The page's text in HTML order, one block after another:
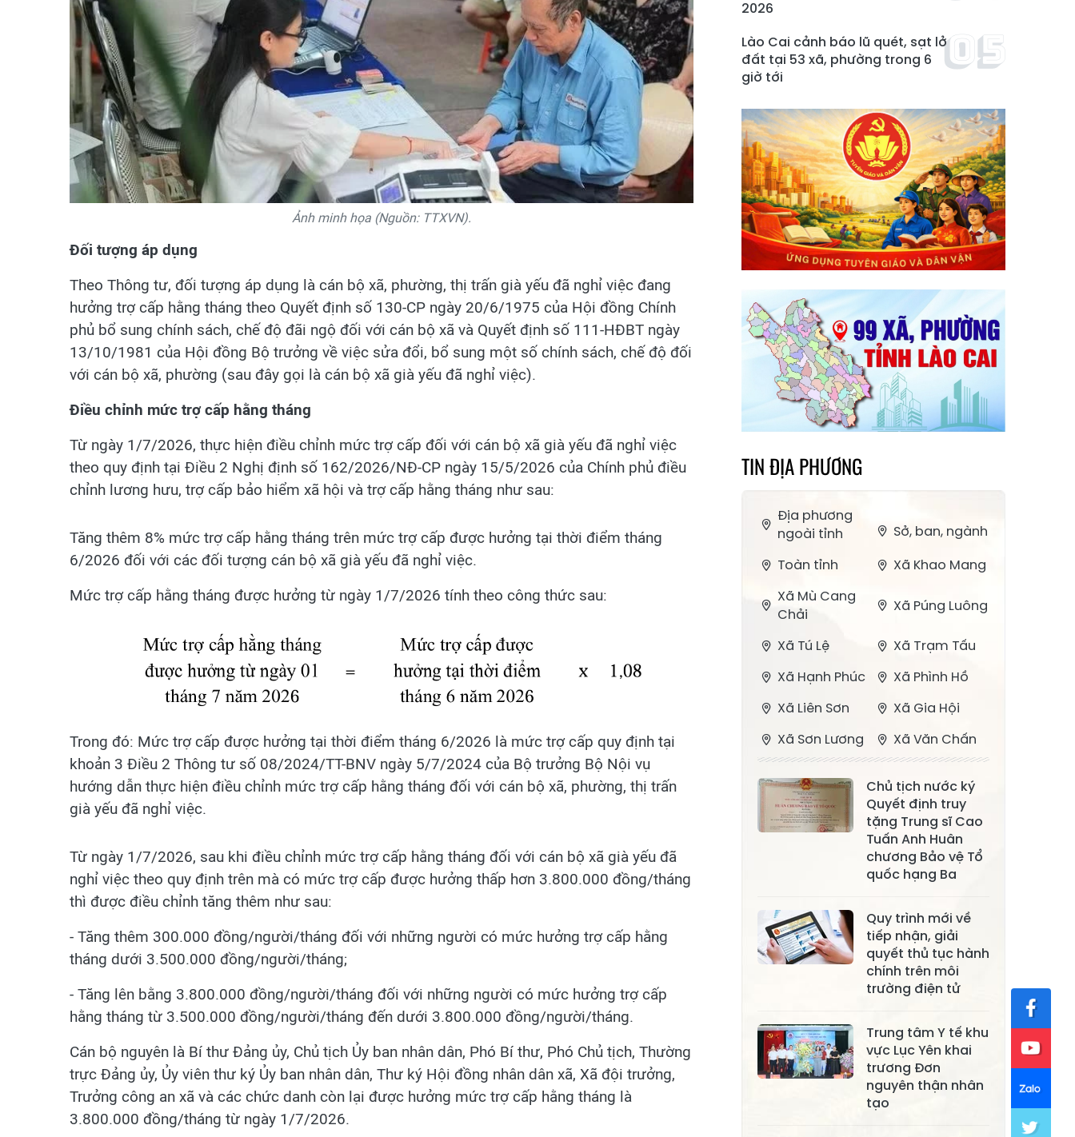
Ảnh minh họa (Nguồn: TTXVN).
Đối tượng áp dụng
Theo Thông tư, đối tượng áp dụng là cán bộ xã, phường, thị trấn già yếu đã nghỉ việc đang
hưởng trợ cấp hằng tháng theo Quyết định số 130-CP ngày 20/6/1975 của Hội đồng Chính
phủ bổ sung chính sách, chế độ đãi ngộ đối với cán bộ xã và Quyết định số 111-HĐBT ngày
13/10/1981 của Hội đồng Bộ trưởng về việc sửa đổi, bổ sung một số chính sách, chế độ đối
với cán bộ xã, phường (sau đây gọi là cán bộ xã già yếu đã nghỉ việc).
Điều chỉnh mức trợ cấp hằng tháng
Từ ngày 1/7/2026, thực hiện điều chỉnh mức trợ cấp đối với cán bộ xã già yếu đã nghỉ việc
theo quy định tại Điều 2 Nghị định số 162/2026/NĐ-CP ngày 15/5/2026 của Chính phủ điều
chỉnh lương hưu, trợ cấp bảo hiểm xã hội và trợ cấp hằng tháng như sau:
Tăng thêm 8% mức trợ cấp hằng tháng trên mức trợ cấp được hưởng tại thời điểm tháng
6/2026 đối với các đối tượng cán bộ xã già yếu đã nghỉ việc.
Mức trợ cấp hằng tháng được hưởng từ ngày 1/7/2026 tính theo công thức sau:
Trong đó: Mức trợ cấp được hưởng tại thời điểm tháng 6/2026 là mức trợ cấp quy định tại
khoản 3 Điều 2 Thông tư số 08/2024/TT-BNV ngày 5/7/2024 của Bộ trưởng Bộ Nội vụ
hướng dẫn thực hiện điều chỉnh mức trợ cấp hằng tháng đối với cán bộ xã, phường, thị trấn
già yếu đã nghỉ việc.
Từ ngày 1/7/2026, sau khi điều chỉnh mức trợ cấp hằng tháng đối với cán bộ xã già yếu đã
nghỉ việc theo quy định trên mà có mức trợ cấp được hưởng thấp hơn 3.800.000 đồng/tháng
thì được điều chỉnh tăng thêm như sau:
- Tăng thêm 300.000 đồng/người/tháng đối với những người có mức hưởng trợ cấp hằng
tháng dưới 3.500.000 đồng/người/tháng;
- Tăng lên bằng 3.800.000 đồng/người/tháng đối với những người có mức hưởng trợ cấp
hằng tháng từ 3.500.000 đồng/người/tháng đến dưới 3.800.000 đồng/người/tháng.
Cán bộ nguyên là Bí thư Đảng ủy, Chủ tịch Ủy ban nhân dân, Phó Bí thư, Phó Chủ tịch, Thường
trực Đảng ủy, Ủy viên thư ký Ủy ban nhân dân, Thư ký Hội đồng nhân dân xã, Xã đội trưởng,
Trưởng công an xã và các chức danh còn lại được hưởng mức trợ cấp hằng tháng là
3.800.000 đồng/tháng từ ngày 1/7/2026.
2026
Lào Cai cảnh báo lũ quét, sạt lở
đất tại 53 xã, phường trong 6
giờ tới
TIN ĐỊA PHƯƠNG
Địa phương
ngoài tỉnh
Sở, ban, ngành
Toàn tỉnh
Xã Khao Mang
Xã Mù Cang
Chải
Xã Púng Luông
Xã Tú Lệ
Xã Trạm Tấu
Xã Hạnh Phúc
Xã Phình Hồ
Xã Liên Sơn
Xã Gia Hội
Xã Sơn Lương
Xã Văn Chấn
Bằng La
Xã Chấn Thịnh
Xã Nghĩa Tâm
Xã Phong Dụ
Hạ
Xã Lâm Giang
Cuông
Xã Tân Hợp
Xã Mậu A Xã Xuân Ái
Xã Lâm
Thượng
Xã Lục Yên
Xã Tân Lĩnh
Xã Khánh Hòa
Xã Phúc Lợi
Xã Cảm Nhân
Chủ tịch nước ký
Quyết định truy
tặng Trung sĩ Cao
Tuấn Anh Huân
chương Bảo vệ Tổ
quốc hạng Ba
Quy trình mới về
tiếp nhận, giải
quyết thủ tục hành
chính trên môi
trường điện tử
Trung tâm Y tế khu
vực Lục Yên khai
trương Đơn
nguyên thận nhân
tạo